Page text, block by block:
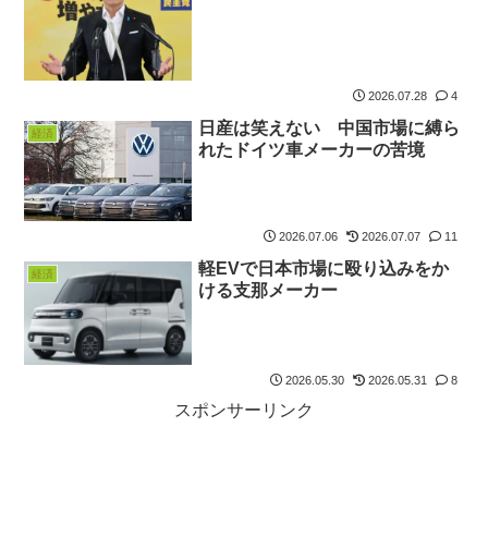
2026.07.28 4
経済
日産は笑えない 中国市場に縛ら
れたドイツ車メーカーの苦境
2026.07.06 2026.07.07 11
経済
軽EVで日本市場に殴り込みをか
ける支那メーカー
2026.05.30 2026.05.31 8
スポンサーリンク